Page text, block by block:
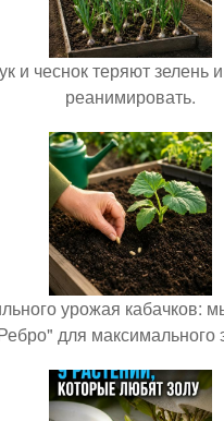
и чеснок теряют зелень
реанимировать.
урожая кабачков:
для максимального